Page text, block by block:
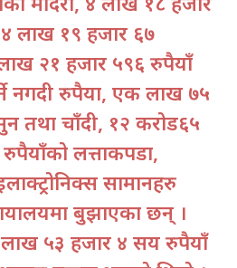
४ लाख १९ हजार ६७
२१ हजार ५९६ रुपैयाँ
नगदी रुपैया, एक लाख ७५
तथा चाँदी, १२ करोड६५
लत्ताकपडा,
सामानहरु
बुझाएका छन् ।
५३ हजार ४ सय रुपैयाँ